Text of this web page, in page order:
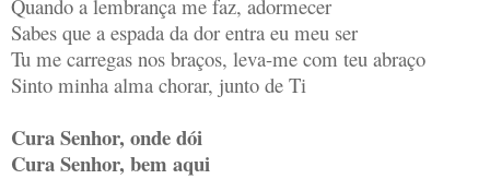
Quando a lembrança me faz, adormecer
Sabes que a espada da dor entra eu meu ser
Tu me carregas nos braços, leva-me com teu abraço
Sinto minha alma chorar, junto de Ti
Cura Senhor, onde dói
Cura Senhor, bem aqui